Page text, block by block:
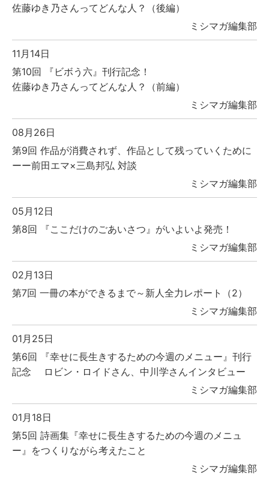
佐藤ゆき乃さんってどんな人？（後編）
ミシマガ編集部
11月14日
第10回 『ビボう六』刊行記念！
佐藤ゆき乃さんってどんな人？（前編）
ミシマガ編集部
08月26日
第9回 作品が消費されず、作品として残っていくために
ーー前田エマ×三島邦弘 対談
ミシマガ編集部
05月12日
第8回 『ここだけのごあいさつ』がいよいよ発売！
ミシマガ編集部
02月13日
第7回 一冊の本ができるまで～新人全力レポート（2）
ミシマガ編集部
01月25日
第6回 『幸せに長生きするための今週のメニュー』刊行
記念 ロビン・ロイドさん、中川学さんインタビュー
ミシマガ編集部
01月18日
第5回 詩画集『幸せに長生きするための今週のメニュ
ー』をつくりながら考えたこと
ミシマガ編集部